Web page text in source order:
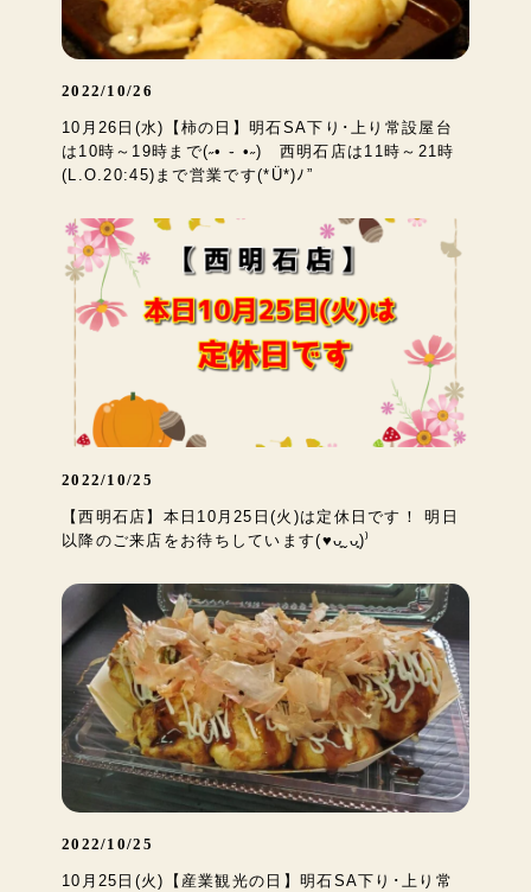
2022/10/26
10月26日(水)【柿の日】明石SA下り･上り常設屋台
は10時～19時まで(˶• ֊ •˶) 西明石店は11時～21時
(L.O.20:45)まで営業です(*Ü*)ﾉ”
2022/10/25
【西明石店】本日10月25日(火)は定休日です！ 明日
以降のご来店をお待ちしています(♥︎︎ᴗ͈ˬᴗ͈)⁾
2022/10/25
10月25日(火)【産業観光の日】明石SA下り･上り常